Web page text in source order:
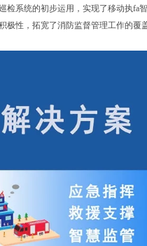
检系统的初步运用，实现了移动执fa
极性，拓宽了消防监督管理工作的覆